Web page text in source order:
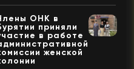
ОНК в
приняли
в работе
женской